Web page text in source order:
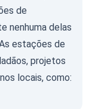
de
nenhuma delas
estações de
projetos
locais, como: